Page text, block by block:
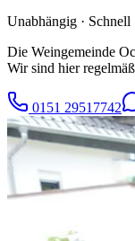
Unabhängig · Schnell
Die Weingemeinde
Wir sind hier
0151 29517742